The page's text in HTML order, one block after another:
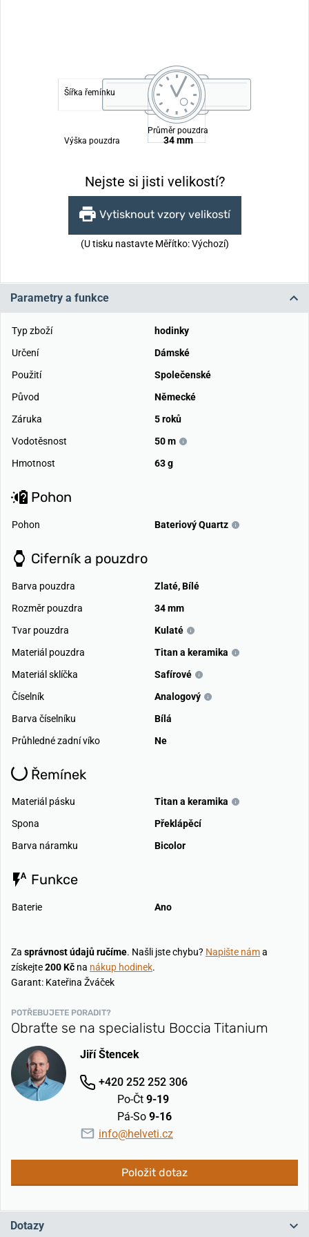
Šířka řemínku
Výška pouzdra
Průměr pouzdra
34 mm
Nejste si jisti velikostí?
Vytisknout vzory velikostí
(U tisku nastavte Měřítko: Výchozí)
Parametry a funkce
Typ zboží
hodinky
Určení
Dámské
Použití
Společenské
Původ
Německé
Záruka
5 roků
Vodotěsnost
50 m
Hmotnost
63 g
Pohon
Pohon Bateriový Quartz
Ciferník a pouzdro
Barva pouzdra Zlaté,Bílé
Rozměr pouzdra
34 mm
Tvar pouzdra
Kulaté
Materiál pouzdra
Titan a keramika
Materiál sklíčka
Safírové
Číselník
Analogový
Barva číselníku
Bílá
Průhledné zadní víko
Ne
Řemínek
Materiál pásku
Titan a keramika
Spona
Překlápěcí
Barva náramku
Bicolor
Funkce
Baterie Ano
Za správnost údajů ručíme. Našli jste chybu? Napište náma
získejte200 Kč na nákup hodinek.
Garant: Kateřina Žváček
POTŘEBUJETE PORADIT?
Obraťte se na specialistu Boccia Titanium
Jiří Štencek
+420 252 252 306
Po-Čt 9-19
Pá-So 9-16
info@helveti.cz
Položit dotaz
Dotazy